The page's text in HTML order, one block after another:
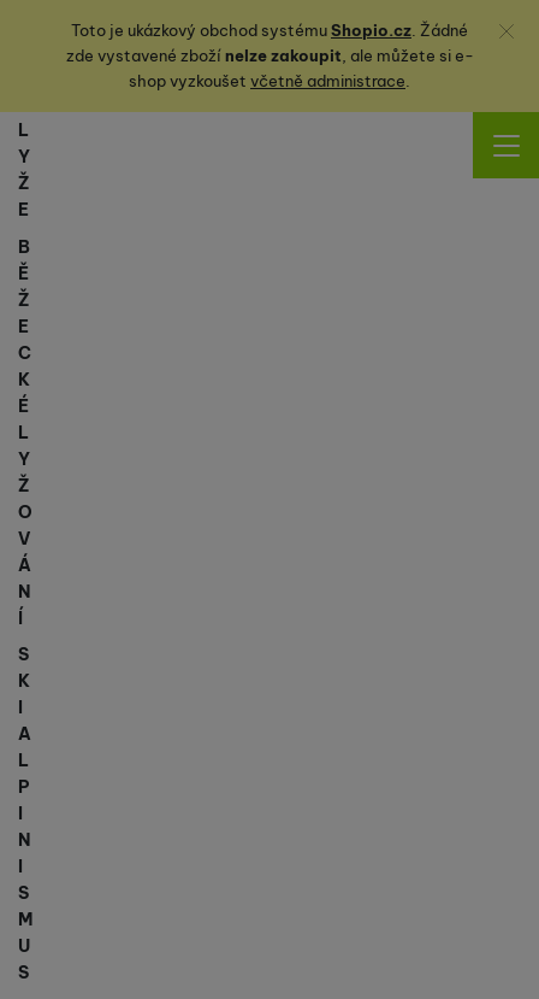
Toto je ukázkový obchod systémuShopio.cz. Žádné
zde vystavené zbožínelze zakoupit, ale můžete sie-
shop vyzkoušet včetně administrace.
Zavřít
L
Y
Ž
E
B
Ě
Ž
E
C
K
É
L
Y
Ž
O
V
Á
N
Í
S
K
I
A
L
P
I
N
I
S
M
U
S